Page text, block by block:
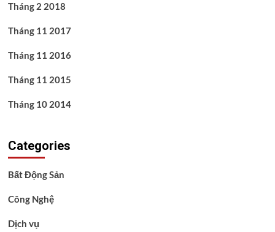
Tháng 2 2018
Tháng 11 2017
Tháng 11 2016
Tháng 11 2015
Tháng 10 2014
Categories
Bất Động Sản
Công Nghệ
Dịch vụ